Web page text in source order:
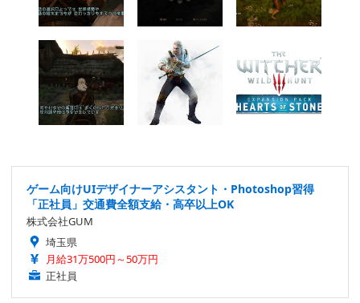
ゲーム向けUIデザイナーアシスタント・Photoshop習得
「正社員」交通費全額支給・高卒以上OK
株式会社GUM
埼玉県
月給31万500円～50万円
正社員